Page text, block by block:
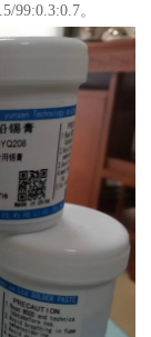
99:0.3:0.7。